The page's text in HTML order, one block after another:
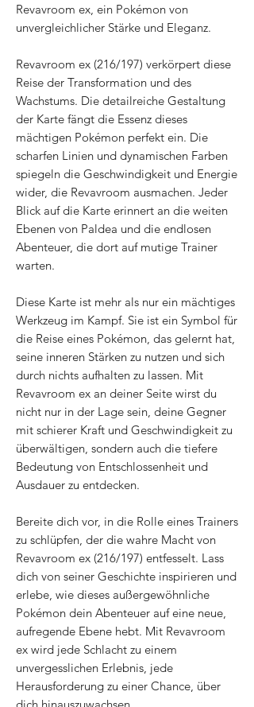
Revavroom ex, ein Pokémon von
unvergleichlicher Stärke und Eleganz.
Revavroom ex (216/197) verkörpert diese
Reise der Transformation und des
Wachstums. Die detailreiche Gestaltung
der Karte fängt die Essenz dieses
mächtigen Pokémon perfekt ein. Die
scharfen Linien und dynamischen Farben
spiegeln die Geschwindigkeit und Energie
wider, die Revavroom ausmachen. Jeder
Blick auf die Karte erinnert an die weiten
Ebenen von Paldea und die endlosen
Abenteuer, die dort auf mutige Trainer
warten.
Diese Karte ist mehr als nur ein mächtiges
Werkzeug im Kampf. Sie ist ein Symbol für
die Reise eines Pokémon, das gelernt hat,
seine inneren Stärken zu nutzen und sich
durch nichts aufhalten zu lassen. Mit
Revavroom ex an deiner Seite wirst du
nicht nur in der Lage sein, deine Gegner
mit schierer Kraft und Geschwindigkeit zu
überwältigen, sondern auch die tiefere
Bedeutung von Entschlossenheit und
Ausdauer zu entdecken.
Bereite dich vor, in die Rolle eines Trainers
zu schlüpfen, der die wahre Macht von
Revavroom ex (216/197) entfesselt. Lass
dich von seiner Geschichte inspirieren und
erlebe, wie dieses außergewöhnliche
Pokémon dein Abenteuer auf eine neue,
aufregende Ebene hebt. Mit Revavroom
ex wird jede Schlacht zu einem
unvergesslichen Erlebnis, jede
Herausforderung zu einer Chance, über